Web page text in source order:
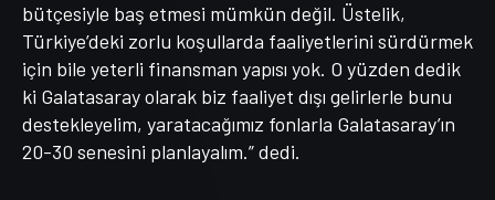
bütçesiyle baş etmesi mümkün değil. Üstelik,
Türkiye’deki zorlu koşullarda faaliyetlerini sürdürmek
için bile yeterli finansman yapısı yok. O yüzden dedik
ki Galatasaray olarak biz faaliyet dışı gelirlerle bunu
destekleyelim, yaratacağımız fonlarla Galatasaray’ın
20-30 senesini planlayalım.” dedi.